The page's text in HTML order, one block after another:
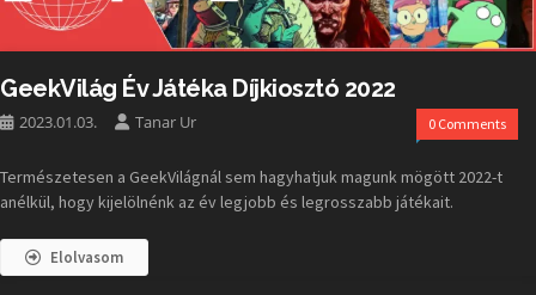
GeekVilág Év Játéka Díjkiosztó 2022
2023.01.03. Tanar Ur 0 Comments
Természetesen a GeekVilágnál sem hagyhatjuk magunk mögött 2022-t
anélkül, hogy kijelölnénk az év legjobb és legrosszabb játékait.
Elolvasom